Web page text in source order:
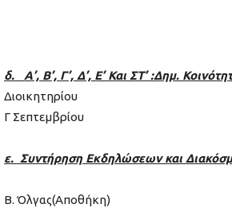
δ. Α’, Β’, Γ’, Δ’, Ε’ Και ΣΤ’ :Δημ.
Διοικητηρίου
Γ Σεπτεμβρίου
ε. Συντήρηση Εκδηλώσεων και
B. Όλγας(Αποθήκη)